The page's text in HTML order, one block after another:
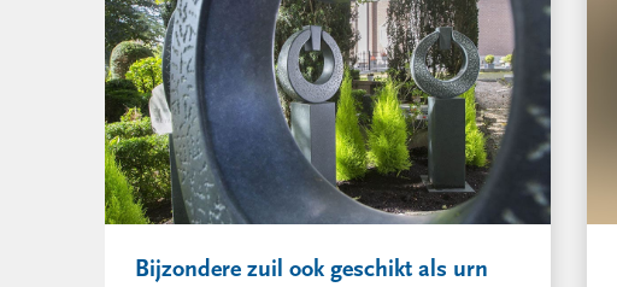
Bijzondere zuil ook geschikt als urn